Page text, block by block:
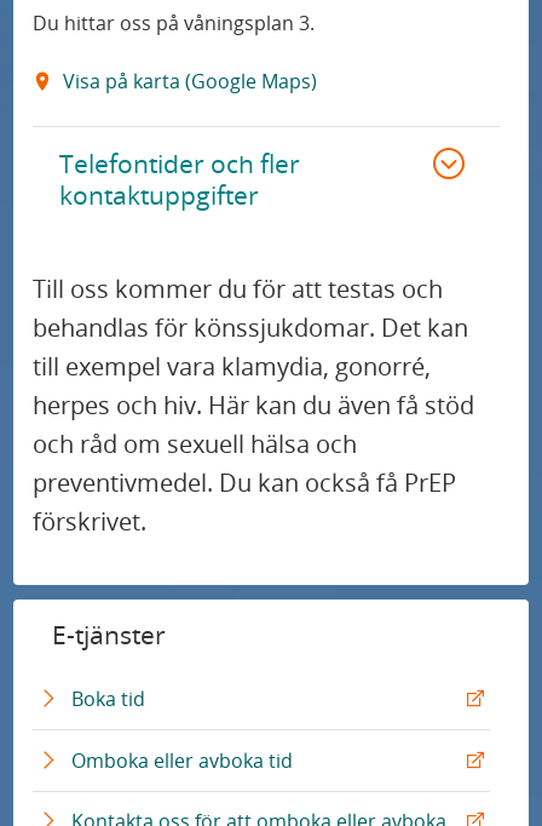
Du hittar oss på våningsplan 3.
Visa på karta (Google Maps)
Telefontider och fler
kontaktuppgifter
Till oss kommer du för att testas och
behandlas för könssjukdomar. Det kan
till exempel vara klamydia, gonorré,
herpes och hiv. Här kan du även få stöd
och råd om sexuell hälsa och
preventivmedel. Du kan också få PrEP
förskrivet.
E-tjänster
Boka tid
x
t
e
r
Omboka eller avboka tid
x
t